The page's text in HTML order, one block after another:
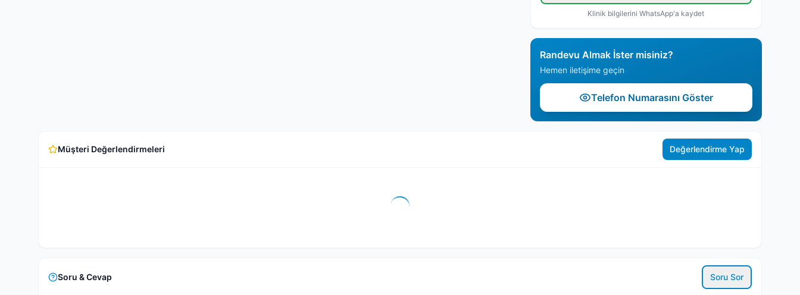
Klinik bilgilerini WhatsApp'a kaydet
Randevu Almak İster misiniz?
Hemen iletişime geçin
Telefon Numarasını Göster
Müşteri Değerlendirmeleri Değerlendirme Yap
Soru & Cevap Soru Sor